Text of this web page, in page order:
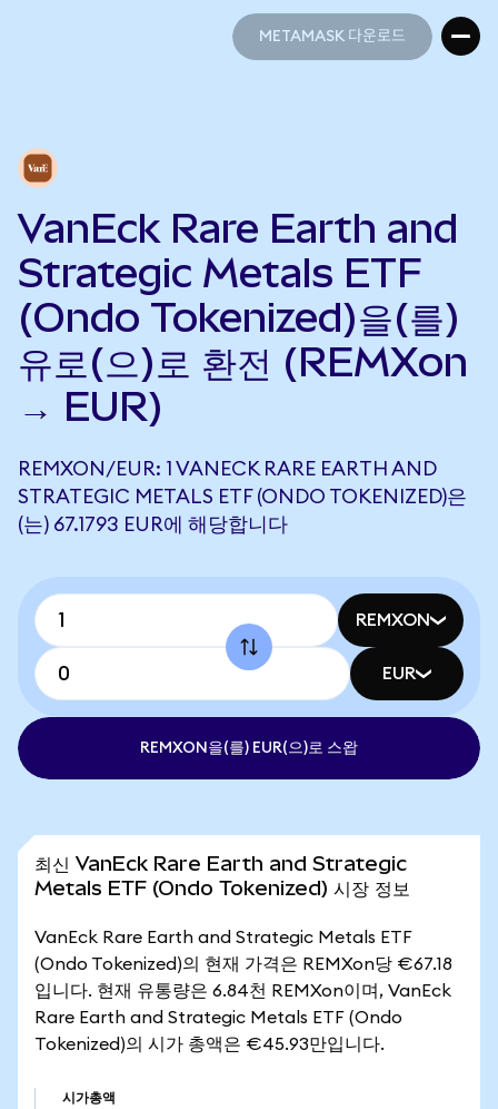
METAMASK 다운로드
VanEck Rare Earth and
Strategic Metals ETF
(Ondo Tokenized)을(를)
유로(으)로 환전 (REMXon
→ EUR)
REMXON/EUR: 1 VANECK RARE EARTH AND
STRATEGIC METALS ETF (ONDO TOKENIZED)은
(는) 67.1793 EUR에 해당합니다
REMXON
EUR
REMXON을(를) EUR(으)로 스왑
최신 VanEck Rare Earth and Strategic
Metals ETF (Ondo Tokenized) 시장 정보
VanEck Rare Earth and Strategic Metals ETF
(Ondo Tokenized)의 현재 가격은 REMXon당 €67.18
입니다. 현재 유통량은 6.84천 REMXon이며, VanEck
Rare Earth and Strategic Metals ETF (Ondo
Tokenized)의 시가 총액은 €45.93만입니다.
시가총액